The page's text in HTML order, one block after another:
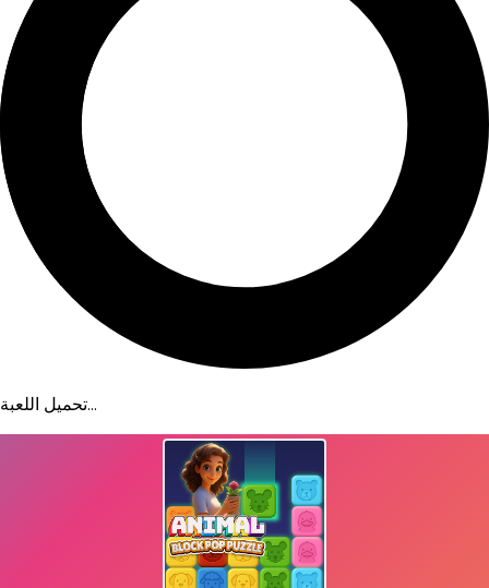
تحميل اللعبة...